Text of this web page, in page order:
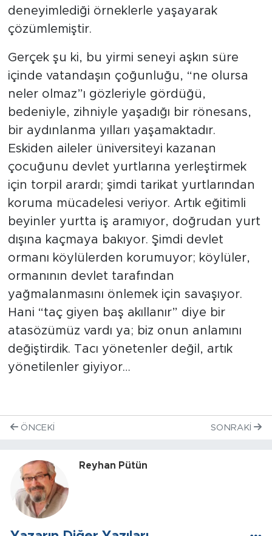
deneyimlediği örneklerle yaşayarak
çözümlemiştir.
Gerçek şu ki, bu yirmi seneyi aşkın süre
içinde vatandaşın çoğunluğu, “ne olursa
neler olmaz”ı gözleriyle gördüğü,
bedeniyle, zihniyle yaşadığı bir rönesans,
bir aydınlanma yılları yaşamaktadır.
Eskiden aileler üniversiteyi kazanan
çocuğunu devlet yurtlarına yerleştirmek
için torpil arardı; şimdi tarikat yurtlarından
koruma mücadelesi veriyor. Artık eğitimli
beyinler yurtta iş aramıyor, doğrudan yurt
dışına kaçmaya bakıyor. Şimdi devlet
ormanı köylülerden korumuyor; köylüler,
ormanının devlet tarafından
yağmalanmasını önlemek için savaşıyor.
Hani “taç giyen baş akıllanır” diye bir
atasözümüz vardı ya; biz onun anlamını
değiştirdik. Tacı yönetenler değil, artık
yönetilenler giyiyor…
ÖNCEKI SONRAKI
Reyhan Pütün